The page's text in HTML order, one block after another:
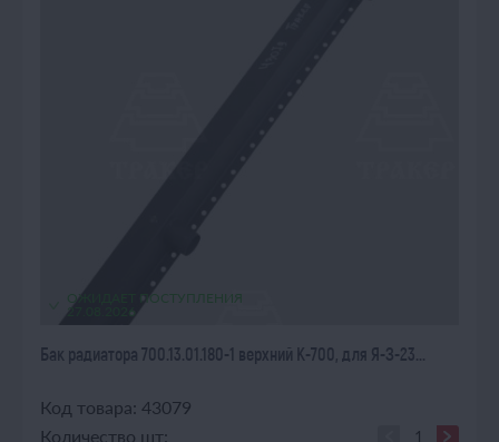
ОЖИДАЕТ ПОСТУПЛЕНИЯ
27.08.2026
Бак радиатора 700.13.01.180-1 верхний К-700, для Я-З-23...
Код товара: 43079
Количество шт: